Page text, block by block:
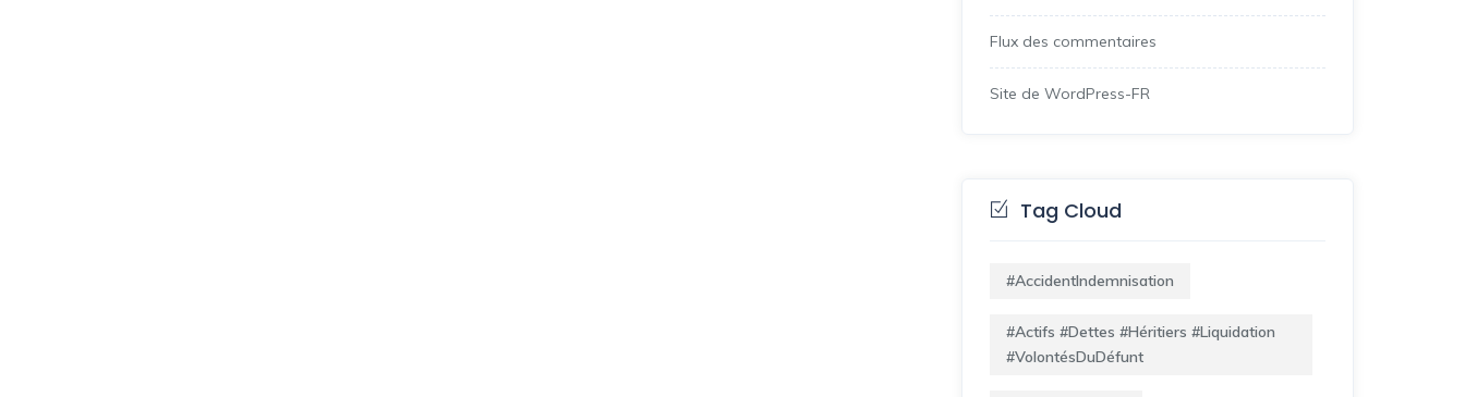
Flux des commentaires
Site de WordPress-FR
Tag Cloud
#AccidentIndemnisation
#Actifs #Dettes #Héritiers #Liquidation
#VolontésDuDéfunt